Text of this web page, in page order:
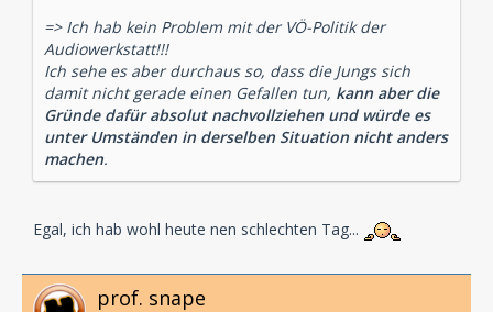
=> Ich hab kein Problem mit der VÖ-Politik der
Audiowerkstatt!!!
Ich sehe es aber durchaus so, dass die Jungs sich
damit nicht gerade einen Gefallen tun, kann aber die
Gründe dafür absolut nachvollziehen und würde es
unter Umständen in derselben Situation nicht anders
machen.
Egal, ich hab wohl heute nen schlechten Tag...
prof. snape